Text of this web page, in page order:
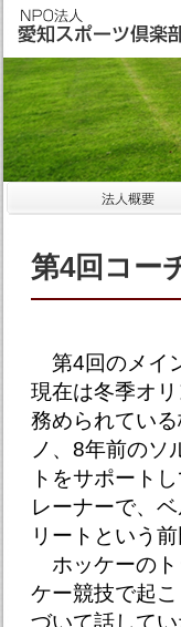
第4回コー
第4回のメイ
現在は冬季オ
務められてい
ノ、8年前のソ
トをサポート
レーナーで、
リートという
ホッケーのト
ケー競技で起
づいて話して